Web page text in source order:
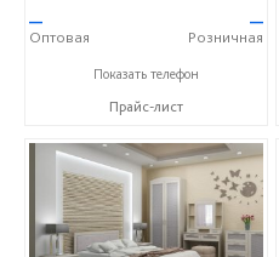
—
Оптовая
—
Розничная
+7 (4752) 56-53-36
Показать телефон
Прайс-лист